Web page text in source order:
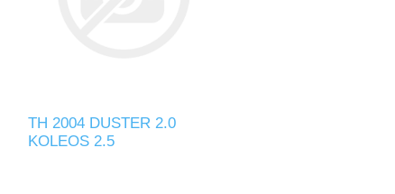
TH 2004 DUSTER 2.0
KOLEOS 2.5